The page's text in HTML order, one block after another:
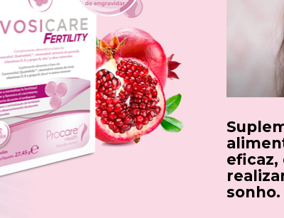
eficaz,
sonho.